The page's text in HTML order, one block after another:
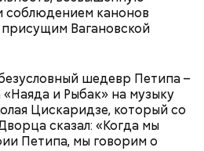
соблюдением канонов
присущим Вагановской
шедевр Петипа –
«Наяда и Рыбак» на музыку
Цискаридзе, который со
сказал: «Когда мы
Петипа, мы говорим о
ремейк телевизионного
Анджелесе» занимает 119-
фильмов по версии
о противостоянии
Де Ниро), в которую